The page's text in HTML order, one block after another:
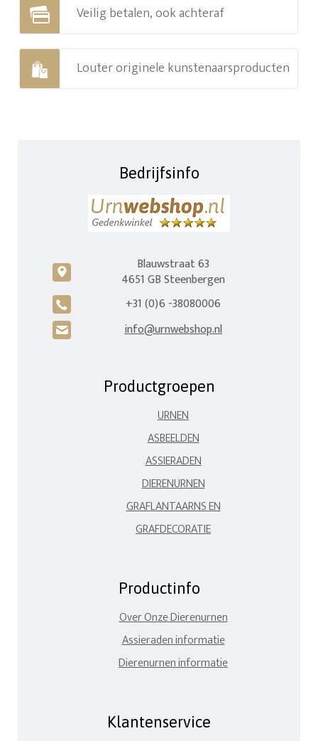
Veilig betalen, ook achteraf
Louter originele kunstenaarsproducten
Bedrijfsinfo
c
Blauwstraat 63
4651 GB Steenbergen
A +31 (0)6 -38080006
H info@urnwebshop.nl
Productgroepen
URNEN
ASBEELDEN
ASSIERADEN
DIERENURNEN
GRAFLANTAARNS EN
GRAFDECORATIE
Productinfo
Over Onze Dierenurnen
Assieraden informatie
Dierenurnen informatie
Klantenservice